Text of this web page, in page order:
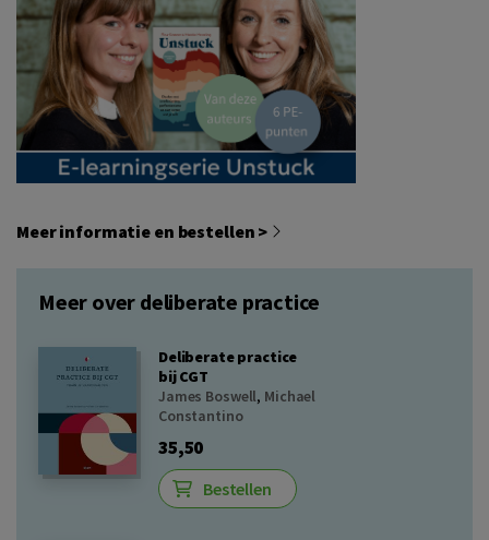
Meer informatie en bestellen >
Meer over deliberate practice
Deliberate practice
bij CGT
James Boswell, Michael
Constantino
35,50
Bestellen